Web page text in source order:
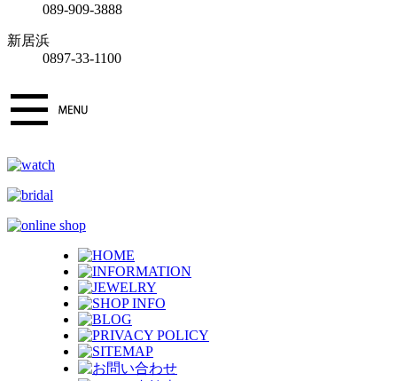
089-909-3888
新居浜
0897-33-1100